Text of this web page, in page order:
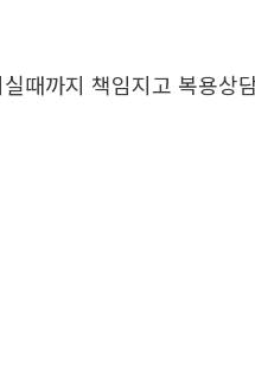
때까지 책임지고 복용상